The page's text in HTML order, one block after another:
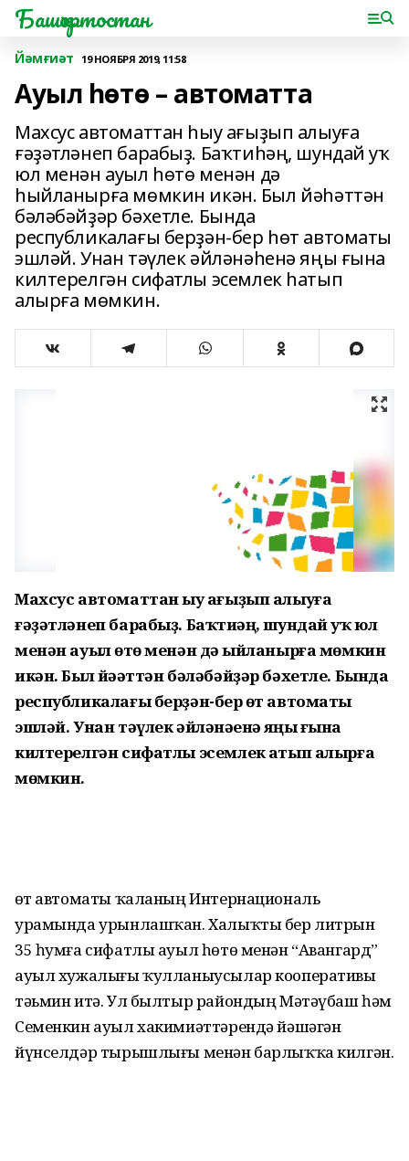
Башҡортостан
Йәмғиәт 19 НОЯБРЯ 2019, 11:58
Ауыл һөтө – автоматта
Махсус автоматтан һыу ағыҙып алыуға
ғәҙәтләнеп барабыҙ. Баҡтиһәң, шундай уҡ
юл менән ауыл һөтө менән дә
һыйланырға мөмкин икән. Был йәһәттән
бәләбәйҙәр бәхетле. Бында
республикалағы берҙән-бер һөт автоматы
эшләй. Унан тәүлек әйләнәһенә яңы ғына
килтерелгән сифатлы эсемлек һатып
алырға мөмкин.
Махсус автоматтан һыу ағыҙып алыуға
ғәҙәтләнеп барабыҙ. Баҡтиһәң, шундай уҡ юл
менән ауыл һөтө менән дә һыйланырға мөмкин
икән. Был йәһәттән бәләбәйҙәр бәхетле. Бында
республикалағы берҙән-бер һөт автоматы
эшләй. Унан тәүлек әйләнәһенә яңы ғына
килтерелгән сифатлы эсемлек һатып алырға
мөмкин.
Һөт автоматы ҡаланың Интернациональ
урамында урынлашҡан. Халыҡты бер литрын
35 һумға сифатлы ауыл һөтө менән “Авангард”
ауыл хужалығы ҡулланыусылар кооперативы
тәьмин итә. Ул былтыр райондың Мәтәүбаш һәм
Семенкин ауыл хакимиәттәрендә йәшәгән
йүнселдәр тырышлығы менән барлыҡҡа килгән.